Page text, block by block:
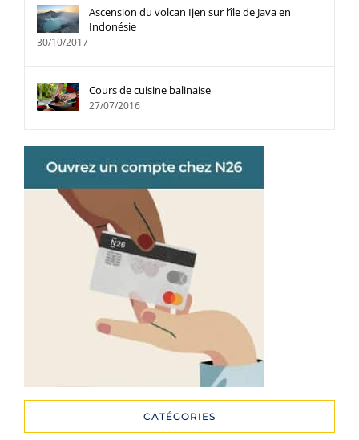
Ascension du volcan Ijen sur l’île de Java en
Indonésie
30/10/2017
Cours de cuisine balinaise
27/07/2016
CATÉGORIES